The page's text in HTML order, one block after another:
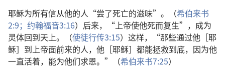
耶稣为所有信从他的人“尝了死亡的滋味”。（希伯来书
2:9； 约翰福音3:16）后来，“上帝使他死而复生”，成为
灵体回到天上。（使徒行传3:15）这样，“那些通过他［耶
稣］到上帝面前来的人，他［耶稣］都能拯救到底，因为他
一直活着，能为他们求恩。”（希伯来书7:25）